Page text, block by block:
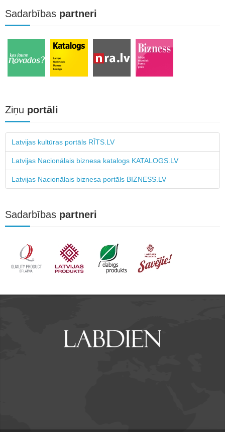
Sadarbības partneri
Ziņu portāli
Latvijas kultūras portāls RĪTS.LV
Latvijas Nacionālais biznesa katalogs KATALOGS.LV
Latvijas Nacionālais biznesa portāls BIZNESS.LV
Sadarbības partneri